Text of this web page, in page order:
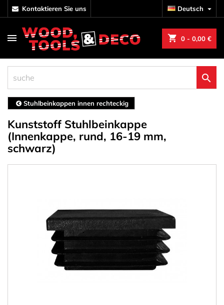
kontaktieren Sie uns Deutsch 
shopping_cart 0 - 0,00 €

Stuhlbeinkappen innen rechteckig
Kunststoff Stuhlbeinkappe
(Innenkappe, rund, 16-19 mm,
schwarz)